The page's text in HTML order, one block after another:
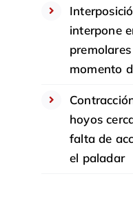
interpone
momento
hoyos
falta de
el paladar